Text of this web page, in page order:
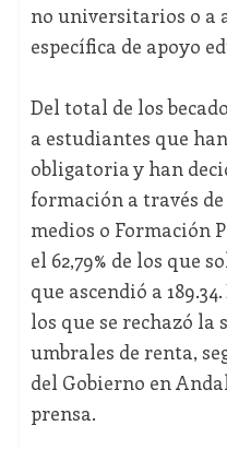
no universitarios o a
específica de apoyo
Del total de los
a estudiantes que
obligatoria y han
formación a través
medios o Formación
el 62,79% de los que
que ascendió a
los que se rechazó
umbrales de renta,
del Gobierno en
prensa.